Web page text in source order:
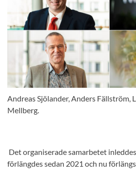
Andreas Sjölander, Anders Fällström,
Mellberg.
Det organiserade samarbetet
förlängdes sedan 2021 och nu